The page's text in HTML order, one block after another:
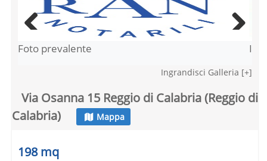
Immobile urbano
Risorsa
Modificato
Via Osanna 15 Reggio di C
alabria(Reggio di Calabria)
alabria(Reggio di Calabria)
- Allegato
Scheda.pdf
ERRATA CORRIGE del
prevalente
Previous
Ingrandisci Galleria [+]
Via Osanna 15 Reggio di Calabria (Reggio di
Calabria)
Mappa
198 mq